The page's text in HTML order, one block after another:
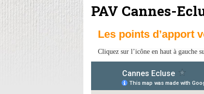
PAV Cannes-
Les points d’apport
Cliquez sur l’icône en haut à gauche